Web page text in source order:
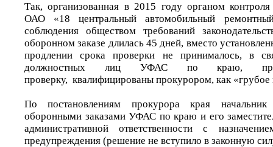
Так, организованная в 2015 году органом контроля
ОАО «18 центральный автомобильный
соблюдения обществом требований
оборонном заказе длилась 45 дней, вместо
продлении срока проверки не принималось, в
должностных лиц УФАС по краю,
проверку, квалифицированы прокурором, как «грубое
По постановлениям прокурора края
оборонными заказами УФАС по краю и его
административной ответственности с
предупреждения (решение не вступило в законную